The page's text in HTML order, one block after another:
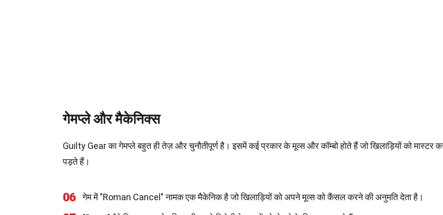
गेमप्ले और मैकेनिक्स
Guilty Gear का गेमप्ले बहुत ही तेज़ और चुनौतीपूर्ण है। इसमें कई प्रकार के मूव्स और कॉम्बो होते हैं जो खिलाड़ियों को मास्टर
पड़ते हैं।
06 गेम में "Roman Cancel" नामक एक मैकेनिक है जो खिलाड़ियों को अपने मूव्स को कैंसल करने की अनुमति देता है।